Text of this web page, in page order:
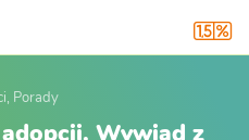
Porady
Wywiad z